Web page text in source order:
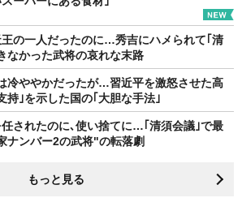
の一人だったのに…秀吉にハメられて｢清
なかった武将の哀れな末路
冷ややかだったが…習近平を激怒させた高
持｣を示した国の｢大胆な手法｣
されたのに､使い捨てに…｢清須会議｣で最
ナンバー2の武将"の転落劇
もっと見る